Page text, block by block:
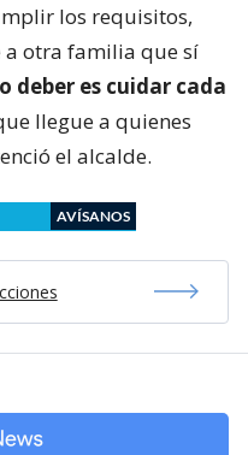
los requisitos,
a otra familia que sí
deber es cuidar cada
llegue a quienes
el alcalde.
AVÍSANOS